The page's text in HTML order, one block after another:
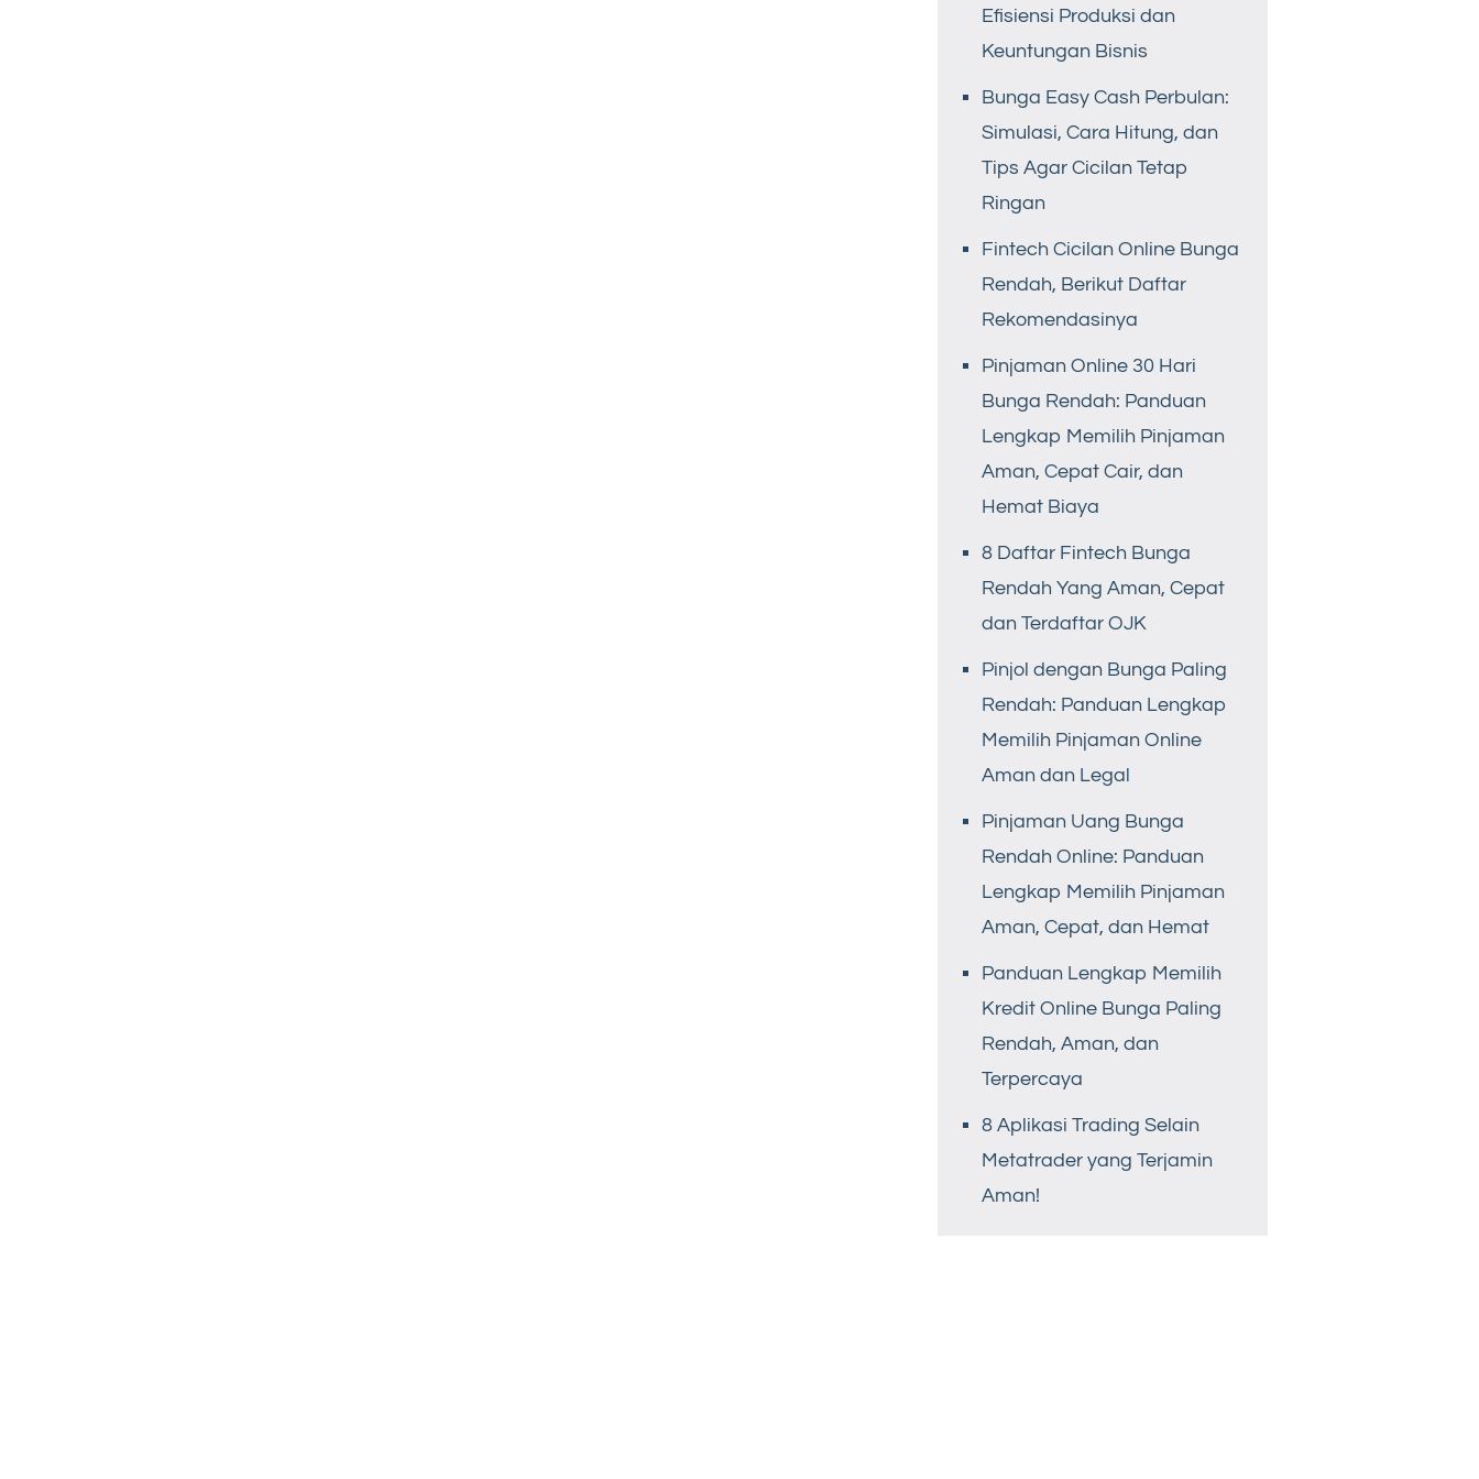
Efisiensi Produksi dan
Keuntungan Bisnis
Bunga Easy Cash Perbulan:
Simulasi, Cara Hitung, dan
Tips Agar Cicilan Tetap
Ringan
Fintech Cicilan Online Bunga
Rendah, Berikut Daftar
Rekomendasinya
Pinjaman Online 30 Hari
Bunga Rendah: Panduan
Lengkap Memilih Pinjaman
Aman, Cepat Cair, dan
Hemat Biaya
8 Daftar Fintech Bunga
Rendah Yang Aman, Cepat
dan Terdaftar OJK
Pinjol dengan Bunga Paling
Rendah: Panduan Lengkap
Memilih Pinjaman Online
Aman dan Legal
Pinjaman Uang Bunga
Rendah Online: Panduan
Lengkap Memilih Pinjaman
Aman, Cepat, dan Hemat
Panduan Lengkap Memilih
Kredit Online Bunga Paling
Rendah, Aman, dan
Terpercaya
8 Aplikasi Trading Selain
Metatrader yang Terjamin
Aman!